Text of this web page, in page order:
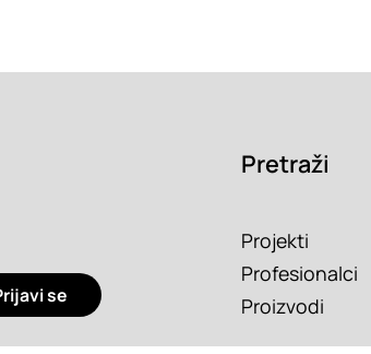
se
Pretraži
Projekti
Profesionalci
Proizvodi